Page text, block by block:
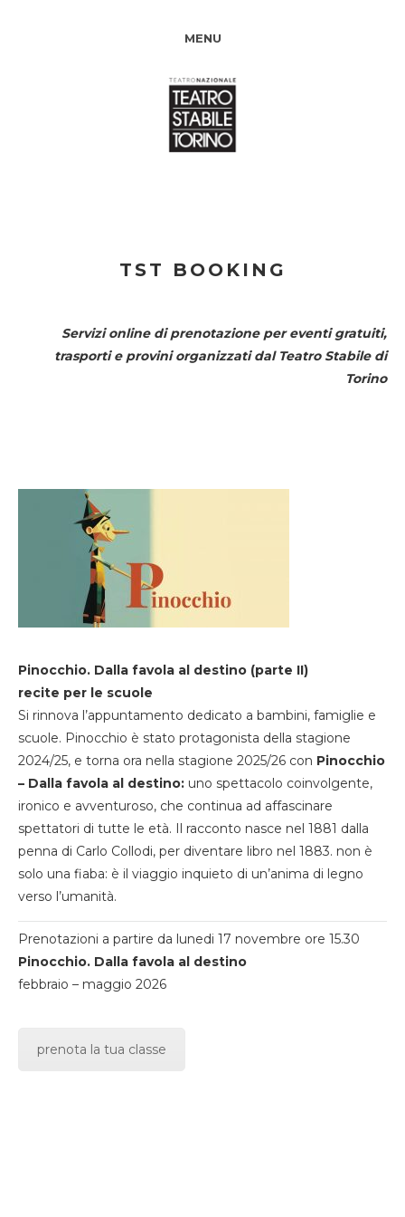
MENU
TST BOOKING
Servizi online di prenotazione per eventi gratuiti,
trasporti e provini organizzati dal Teatro Stabile di
Torino
Pinocchio. Dalla favola al destino (parte II)
recite per le scuole
Si rinnova l’appuntamento dedicato a bambini, famiglie e
scuole. Pinocchio è stato protagonista della stagione
2024/25, e torna ora nella stagione 2025/26 con Pinocchio
– Dalla favola al destino: uno spettacolo coinvolgente,
ironico e avventuroso, che continua ad affascinare
spettatori di tutte le età. Il racconto nasce nel 1881 dalla
penna di Carlo Collodi, per diventare libro nel 1883. non è
solo una fiaba: è il viaggio inquieto di un’anima di legno
verso l’umanità.
Prenotazioni a partire da lunedi 17 novembre ore 15.30
Pinocchio. Dalla favola al destino
febbraio – maggio 2026
prenota la tua classe